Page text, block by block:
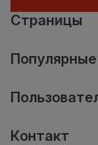
Страницы
Контакт